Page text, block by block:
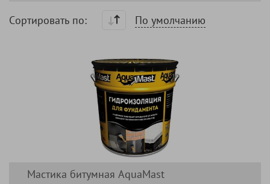
Cортировать по: По умолчанию
Мастика битумная AquaMast